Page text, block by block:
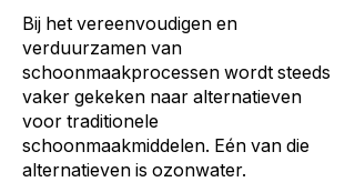
Bij het vereenvoudigen en
verduurzamen van
schoonmaakprocessen wordt steeds
vaker gekeken naar alternatieven
voor traditionele
schoonmaakmiddelen. Eén van die
alternatieven is ozonwater.